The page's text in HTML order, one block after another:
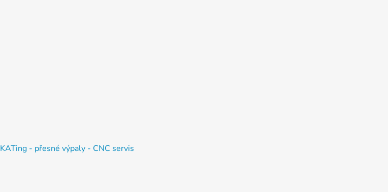
KATing - přesné výpaly - CNC servis